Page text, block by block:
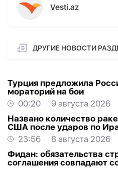
Vesti.az
ДРУГИЕ НОВОСТИ
Турция предложила
мораторий на бои
00:20
9 августа 2026
Названо количество
США после ударов по
23:56
8 августа 2026
Фидан: обязательства
соглашения совпадают